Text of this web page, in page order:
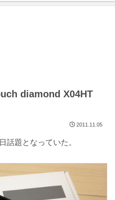
diamond X04HT
2011.11.05
話題となっていた。